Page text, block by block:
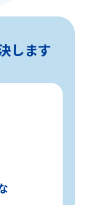
します